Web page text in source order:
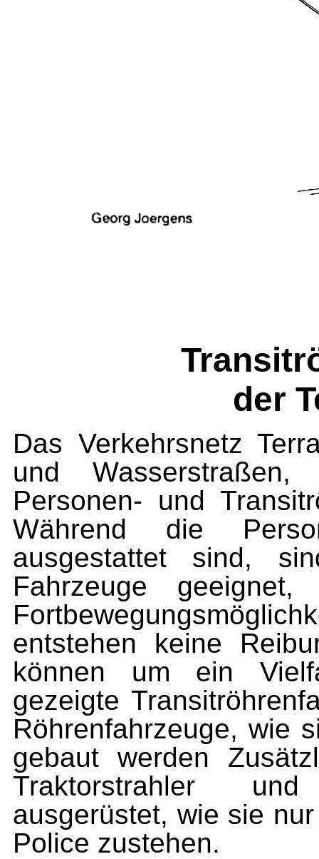
der
Das Verkehrsnetz
und
Personen- und
Während die
ausgestattet sind,
Fahrzeuge
entstehen keine
können um ein
gezeigte
Röhrenfahrzeuge, wie
gebaut werden
Traktorstrahler
ausgerüstet, wie sie
Police zustehen.